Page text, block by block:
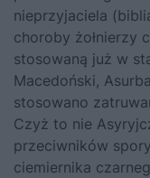
nieprzyjaciela
choroby żołnierzy
stosowaną już w
Macedoński,
stosowano
Czyż to nie
przeciwników
ciemiernika